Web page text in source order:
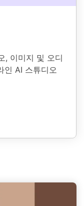
, 이미지 및 오디
인 AI 스튜디오